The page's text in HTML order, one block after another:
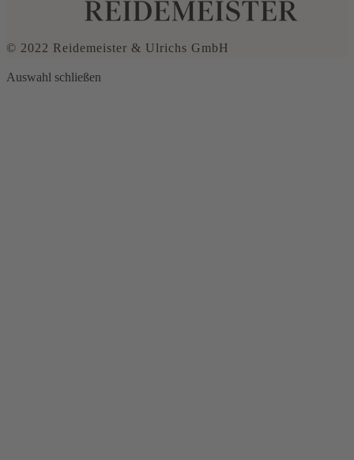
© 2022 Reidemeister & Ulrichs GmbH
Auswahl schließen